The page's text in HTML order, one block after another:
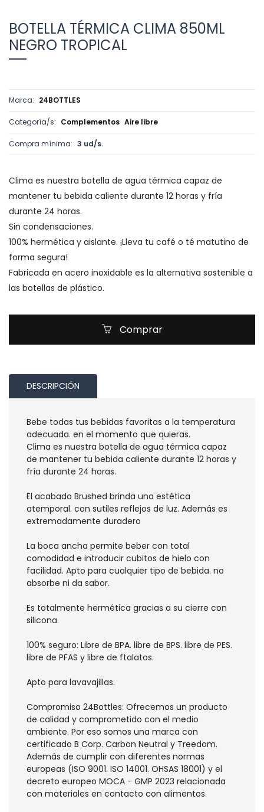
BOTELLA TÉRMICA CLIMA 850ML
NEGRO TROPICAL
Marca: 24BOTTLES
Categoría/s: Complementos Aire libre
Compra mínima: 3 ud/s.
Clima es nuestra botella de agua térmica capaz de
mantener tu bebida caliente durante 12 horas y fría
durante 24 horas.
Sin condensaciones.
100% hermética y aislante. ¡Lleva tu café o té matutino de
forma segura!
Fabricada en acero inoxidable es la alternativa sostenible a
las botellas de plástico.
Comprar
DESCRIPCIÓN
Bebe todas tus bebidas favoritas a la temperatura
adecuada. en el momento que quieras.
Clima es nuestra botella de agua térmica capaz
de mantener tu bebida caliente durante 12 horas y
fría durante 24 horas.
El acabado Brushed brinda una estética
atemporal. con sutiles reflejos de luz. Además es
extremadamente duradero
La boca ancha permite beber con total
comodidad e introducir cubitos de hielo con
facilidad. Apto para cualquier tipo de bebida. no
absorbe ni da sabor.
Es totalmente hermética gracias a su cierre con
silicona.
100% seguro: Libre de BPA. libre de BPS. libre de PES.
libre de PFAS y libre de ftalatos.
Apto para lavavajillas.
Compromiso 24Bottles: Ofrecemos un producto
de calidad y comprometido con el medio
ambiente. Por eso somos una marca con
certificado B Corp. Carbon Neutral y Treedom.
Además de cumplir con diferentes normas
europeas (ISO 9001. ISO 14001. OHSAS 18001) y el
decreto europeo MOCA - GMP 2023 relacionada
con materiales en contacto con alimentos.